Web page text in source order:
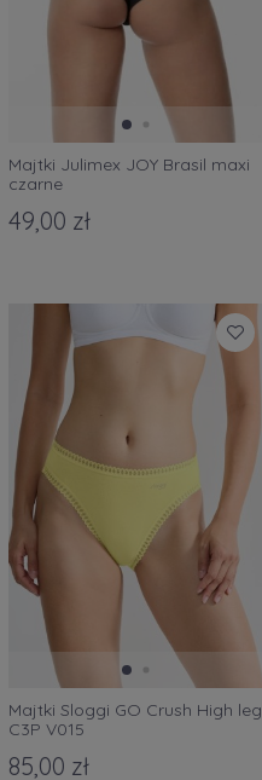
Majtki Julimex JOY Brasil maxi
czarne
49,00 zł
Majtki Sloggi GO Crush High leg
C3P V015
85,00 zł